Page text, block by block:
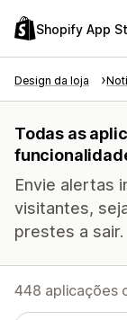
Shopify App
Design da loja
Todas as
Envie alertas
visitantes,
prestes a sair.
448 aplicações